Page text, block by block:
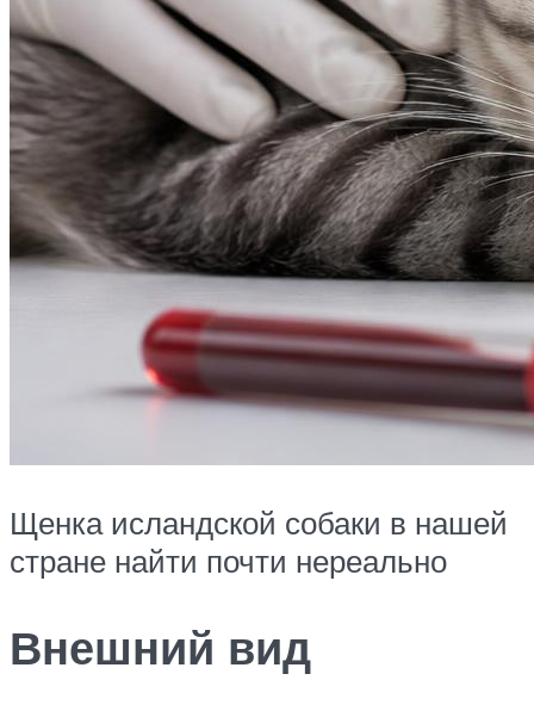
Щенка исландской собаки в нашей
стране найти почти нереально
Внешний вид